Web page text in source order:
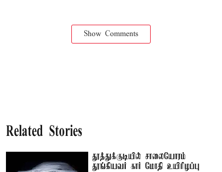
Show Comments
Related Stories
தூத்துக்குடியில் சாலையோரம்
தூங்கியவர் கார் மோதி உயிரிழப்பு